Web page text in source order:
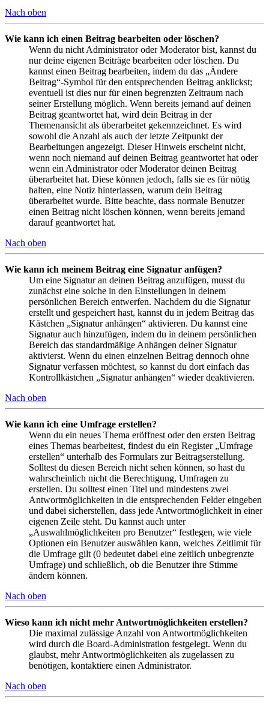
Nach oben
Wie kann ich einen Beitrag bearbeiten oder löschen?
Wenn du nicht Administrator oder Moderator bist, kannst du
nur deine eigenen Beiträge bearbeiten oder löschen. Du
kannst einen Beitrag bearbeiten, indem du das „Ändere
Beitrag“-Symbol für den entsprechenden Beitrag anklickst;
eventuell ist dies nur für einen begrenzten Zeitraum nach
seiner Erstellung möglich. Wenn bereits jemand auf deinen
Beitrag geantwortet hat, wird dein Beitrag in der
Themenansicht als überarbeitet gekennzeichnet. Es wird
sowohl die Anzahl als auch der letzte Zeitpunkt der
Bearbeitungen angezeigt. Dieser Hinweis erscheint nicht,
wenn noch niemand auf deinen Beitrag geantwortet hat oder
wenn ein Administrator oder Moderator deinen Beitrag
überarbeitet hat. Diese können jedoch, falls sie es für nötig
halten, eine Notiz hinterlassen, warum dein Beitrag
überarbeitet wurde. Bitte beachte, dass normale Benutzer
einen Beitrag nicht löschen können, wenn bereits jemand
darauf geantwortet hat.
Nach oben
Wie kann ich meinem Beitrag eine Signatur anfügen?
Um eine Signatur an deinen Beitrag anzufügen, musst du
zunächst eine solche in den Einstellungen in deinem
persönlichen Bereich entwerfen. Nachdem du die Signatur
erstellt und gespeichert hast, kannst du in jedem Beitrag das
Kästchen „Signatur anhängen“ aktivieren. Du kannst eine
Signatur auch hinzufügen, indem du in deinem persönlichen
Bereich das standardmäßige Anhängen deiner Signatur
aktivierst. Wenn du einen einzelnen Beitrag dennoch ohne
Signatur verfassen möchtest, so kannst du dort einfach das
Kontrollkästchen „Signatur anhängen“ wieder deaktivieren.
Nach oben
Wie kann ich eine Umfrage erstellen?
Wenn du ein neues Thema eröffnest oder den ersten Beitrag
eines Themas bearbeitest, findest du ein Register „Umfrage
erstellen“ unterhalb des Formulars zur Beitragserstellung.
Solltest du diesen Bereich nicht sehen können, so hast du
wahrscheinlich nicht die Berechtigung, Umfragen zu
erstellen. Du solltest einen Titel und mindestens zwei
Antwortmöglichkeiten in die entsprechenden Felder eingeben
und dabei sicherstellen, dass jede Antwortmöglichkeit in einer
eigenen Zeile steht. Du kannst auch unter
„Auswahlmöglichkeiten pro Benutzer“ festlegen, wie viele
Optionen ein Benutzer auswählen kann, welches Zeitlimit für
die Umfrage gilt (0 bedeutet dabei eine zeitlich unbegrenzte
Umfrage) und schließlich, ob die Benutzer ihre Stimme
ändern können.
Nach oben
Wieso kann ich nicht mehr Antwortmöglichkeiten erstellen?
Die maximal zulässige Anzahl von Antwortmöglichkeiten
wird durch die Board-Administration festgelegt. Wenn du
glaubst, mehr Antwortmöglichkeiten als zugelassen zu
benötigen, kontaktiere einen Administrator.
Nach oben